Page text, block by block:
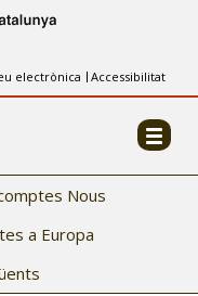
electrònica Accessibilitat
Nous
a Europa